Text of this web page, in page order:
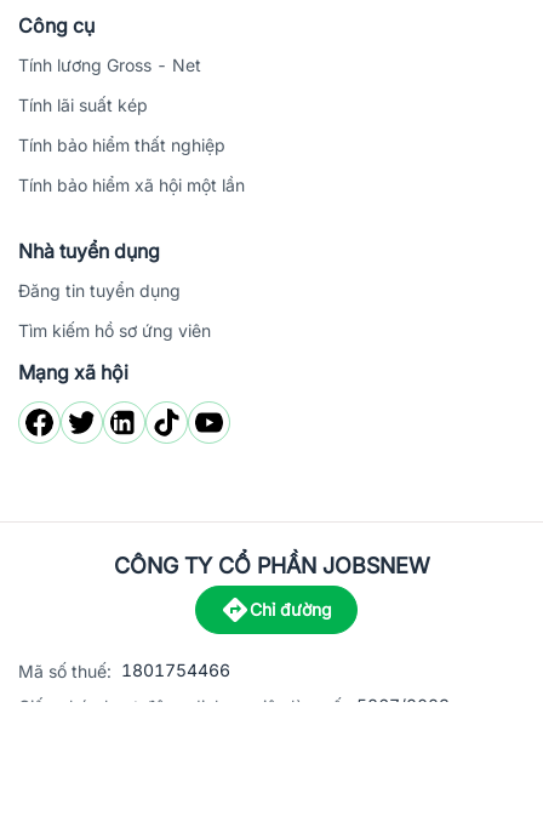
Công cụ
Tính lương Gross - Net
Tính lãi suất kép
Tính bảo hiểm thất nghiệp
Tính bảo hiểm xã hội một lần
Nhà tuyển dụng
Đăng tin tuyển dụng
Tìm kiếm hồ sơ ứng viên
Mạng xã hội
CÔNG TY CỔ PHẦN JOBSNEW
Chỉ đường
Mã số thuế: 1801754466
Giấy phép hoạt động dịch vụ việc làm số:
5867/2023